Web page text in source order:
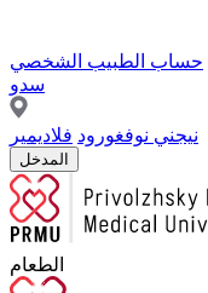
حساب الطبيب الشخصي
سدو
نيجني نوفغورود فلاديمير
المدخل
الطعام